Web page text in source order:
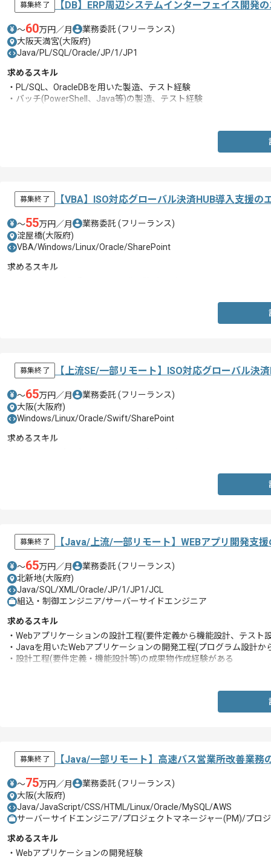
募集終了 【DB】ERP周辺システムインターフェイス開発
〜60万円／月 業務委託 (フリーランス)
大阪天満宮(大阪府)
Java/PL/SQL/Oracle/JP/1/JP1
求めるスキル
・PL/SQL、OracleDBを用いた製造、テスト経験
・バッチ(PowerShell、Java等)の製造、テスト経験
募集終了 【VBA】ISO対応グローバル決済HUB導入支援の
〜55万円／月 業務委託 (フリーランス)
淀屋橋(大阪府)
VBA/Windows/Linux/Oracle/SharePoint
求めるスキル
募集終了 【上流SE/一部リモート】ISO対応グローバル決
〜65万円／月 業務委託 (フリーランス)
大阪(大阪府)
Windows/Linux/Oracle/Swift/SharePoint
求めるスキル
募集終了 【Java/上流/一部リモート】WEBアプリ開発支
〜65万円／月 業務委託 (フリーランス)
北新地(大阪府)
Java/SQL/XML/Oracle/JP/1/JP1/JCL
組込・制御エンジニア/サーバーサイドエンジニア
求めるスキル
・Webアプリケーションの設計工程(要件定義から機能設計、テスト
・Javaを用いたWebアプリケーションの開発工程(プログラム設計か
・設計工程(要件定義・機能設計等)の成果物作成経験がある
募集終了 【Java/一部リモート】高速バス営業所改善業務
〜75万円／月 業務委託 (フリーランス)
大阪(大阪府)
Java/JavaScript/CSS/HTML/Linux/Oracle/MySQL/AWS
サーバーサイドエンジニア/プロジェクトマネージャー(PM)/プロ
求めるスキル
・Webアプリケーションの開発経験